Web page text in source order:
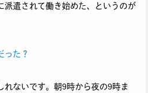
派遣されて働き始めた、というのが
った？
れないです。朝9時から夜の9時ま